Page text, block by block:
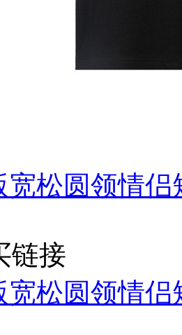
宽松圆领情侣
链接
宽松圆领情侣